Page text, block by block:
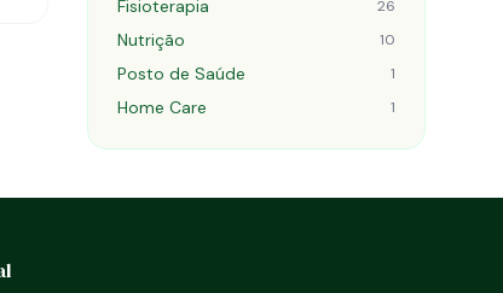
Fisioterapia 26
Nutrição 10
Posto de Saúde 1
Home Care 1